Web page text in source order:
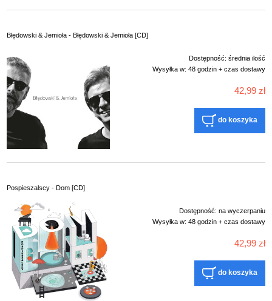
Błędowski & Jemioła - Błędowski & Jemioła [CD]
Dostępność: średnia ilość
Wysyłka w: 48 godzin + czas dostawy
42,99 zł
do koszyka
Pospieszalscy - Dom [CD]
Dostępność: na wyczerpaniu
Wysyłka w: 48 godzin + czas dostawy
42,99 zł
do koszyka